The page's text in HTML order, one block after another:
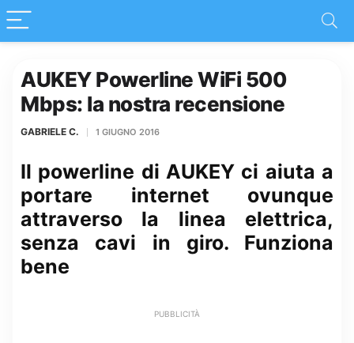
AUKEY Powerline WiFi 500
Mbps: la nostra recensione
GABRIELE C. 1 GIUGNO 2016
Il powerline di AUKEY ci aiuta a
portare internet ovunque
attraverso la linea elettrica,
senza cavi in giro. Funziona
bene
PUBBLICITÀ